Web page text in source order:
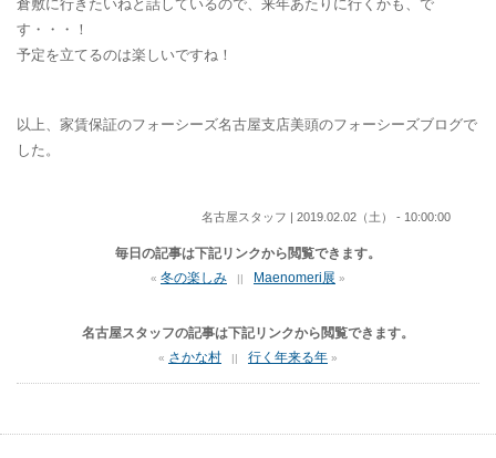
倉敷に行きたいねと話しているので、来年あたりに行くかも、で
す・・・！
予定を立てるのは楽しいですね！
以上、家賃保証のフォーシーズ名古屋支店美頭のフォーシーズブログで
した。
名古屋スタッフ | 2019.02.02（土） - 10:00:00
毎日の記事は下記リンクから閲覧できます。
« 冬の楽しみ || Maenomeri展 »
名古屋スタッフの記事は下記リンクから閲覧できます。
« さかな村 || 行く年来る年 »